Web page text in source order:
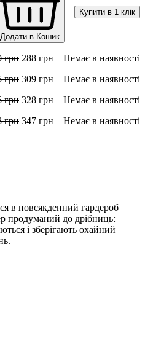
Додати в Кошик
Купити в 1 клік
грн 288 грн
Немає в наявності
грн 309 грн
Немає в наявності
грн 328 грн
Немає в наявності
грн 347 грн Немає в наявності
в повсякденний гардероб
продуманий до дрібниць:
і зберігають охайний